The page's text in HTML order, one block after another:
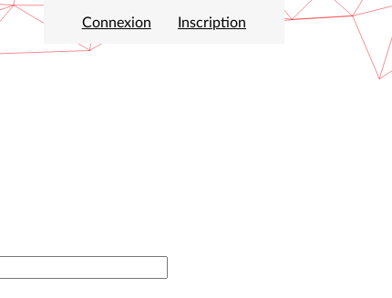
Connexion Inscription